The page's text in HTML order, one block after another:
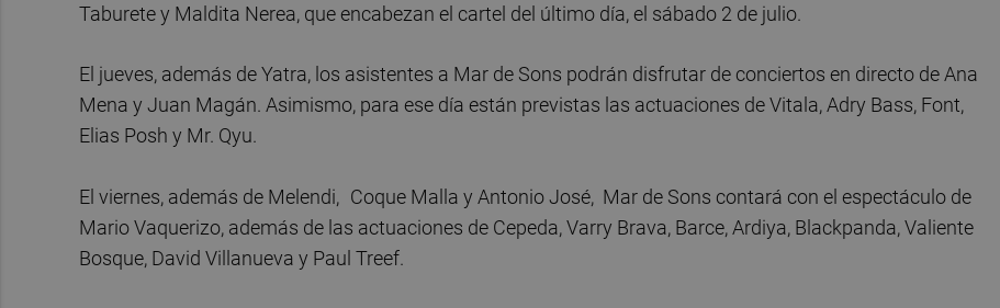
Taburete y Maldita Nerea, que encabezan el cartel del último día, el sábado 2 de julio.
El jueves, además de Yatra, los asistentes a Mar de Sons podrán disfrutar de conciertos en directo de Ana
Mena y Juan Magán. Asimismo, para ese día están previstas las actuaciones de Vitala, Adry Bass, Font,
Elias Posh y Mr. Qyu.
El viernes, además de Melendi, Coque Malla y Antonio José, Mar de Sons contará con el espectáculo de
Mario Vaquerizo, además de las actuaciones de Cepeda, Varry Brava, Barce, Ardiya, Blackpanda, Valiente
Bosque, David Villanueva y Paul Treef.